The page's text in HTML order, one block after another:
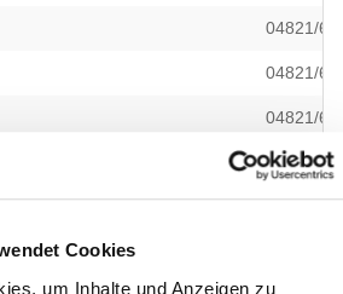
Cookies
um Inhalte und Anzeigen zu
04821/69
04821/69
04821/69
04821/69